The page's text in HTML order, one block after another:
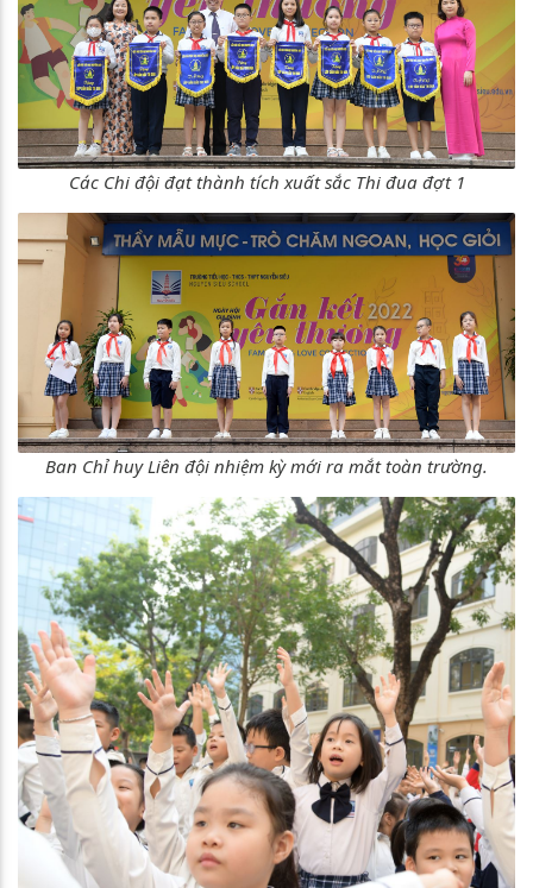
Các Chi đội đạt thành tích xuất sắc Thi đua đợt 1
Ban Chỉ huy Liên đội nhiệm kỳ mới ra mắt toàn trường.